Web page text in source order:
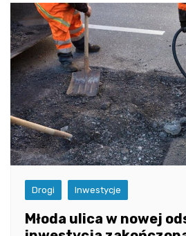
Drogi Inwestycje
Młoda ulica w nowej